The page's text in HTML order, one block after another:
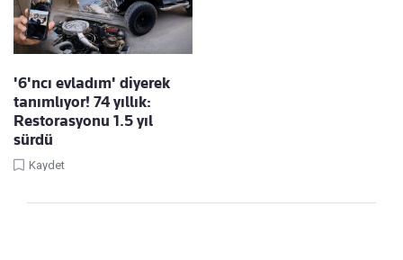
'6'ncı evladım' diyerek
tanımlıyor! 74 yıllık:
Restorasyonu 1.5 yıl
sürdü
Kaydet